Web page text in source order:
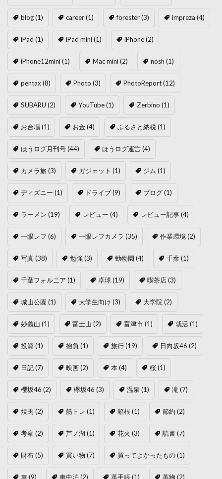
blog(1) career(1) forester(3) impreza (4)
iPad (1) iPad mini(1) iPhone(2)
iPhone12mini(1) Mac mini(2) nosh (1)
pentax (8) Photo (3) PhotoReport(12)
SUBARU (2) YouTube(1) Zerbino (1)
お台場(1) お金(4) ふるさと納税 (1)
ほうログ月刊号(44) ほうログ運営(4)
カメラ旅(3) ガジェット (1) ジム (1)
ディズニー (1) ドライブ(9) ブログ(1)
ラーメン (19) レビュー (4) レビュー記事(4)
一眼レフ (6) 一眼レフカメラ (35) 作業環境 (2)
写真(38) 勉強 (3) 動物園 (4) 千葉(1)
千葉フォルニア (1) 卓球(19) 喫茶店(3)
城山公園 (1) 大学生向け (3) 大学院(2)
妙義山 (1) 富士山 (2) 富津市(1) 就活(1)
投資 (1) 抱負 (1) 旅行(19) 日向坂46 (2)
日記(7) 映画(2) 本(4) 桜(1)
櫻坂46 (2) 欅坂46 (3) 温泉 (1) 滝 (7)
焼肉 (2) 筋トレ (1) 箱根 (1) 節約 (2)
考察 (2) 芦ノ湖 (1) 花火 (3) 読書(7)
財布(5) 買い物 (7) 買ってよかったもの(1)
車(9) 車中泊 (2) 革手帳(1) 革物 (2)